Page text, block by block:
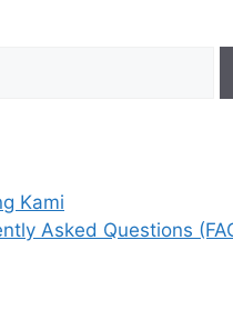
Kami
Asked Questions